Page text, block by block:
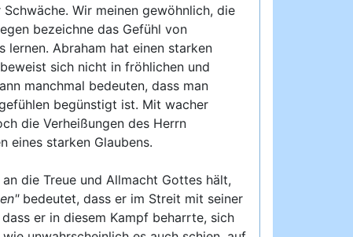
Wir meinen gewöhnlich, die
bezeichne das Gefühl von
lernen. Abraham hat einen starken
sich nicht in fröhlichen und
manchmal bedeuten, dass man
begünstigt ist. Mit wacher
die Verheißungen des Herrn
eines starken Glaubens.
die Treue und Allmacht Gottes hält,
bedeutet, dass er im Streit mit seiner
er in diesem Kampf beharrte, sich